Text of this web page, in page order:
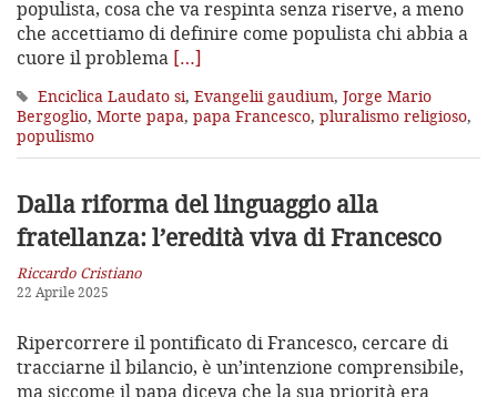
populista, cosa che va respinta senza riserve, a meno
che accettiamo di definire come populista chi abbia a
cuore il problema […]
Enciclica Laudato si, Evangelii gaudium, Jorge Mario
Bergoglio, Morte papa, papa Francesco, pluralismo religioso,
populismo
Dalla riforma del linguaggio alla
fratellanza: l’eredità viva di Francesco
Riccardo Cristiano
22 Aprile 2025
Ripercorrere il pontificato di Francesco, cercare di
tracciarne il bilancio, è un’intenzione comprensibile,
ma siccome il papa diceva che la sua priorità era